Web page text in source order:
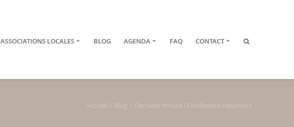
ASSOCIATIONS LOCALES BLOG AGENDA FAQ CONTACT
Accueil Blog Dernière minute ! Conférence reportée !